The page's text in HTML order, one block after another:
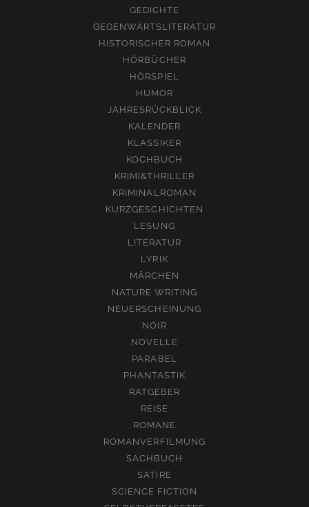
GEDICHTE
GEGENWARTSLITERATUR
HISTORISCHER ROMAN
HÖRBÜCHER
HÖRSPIEL
HUMOR
JAHRESRÜCKBLICK
KALENDER
KLASSIKER
KOCHBUCH
KRIMI&THRILLER
KRIMINALROMAN
KURZGESCHICHTEN
LESUNG
LITERATUR
LYRIK
MÄRCHEN
NATURE WRITING
NEUERSCHEINUNG
NOIR
NOVELLE
PARABEL
PHANTASTIK
RATGEBER
REISE
ROMANE
ROMANVERFILMUNG
SACHBUCH
SATIRE
SCIENCE FICTION